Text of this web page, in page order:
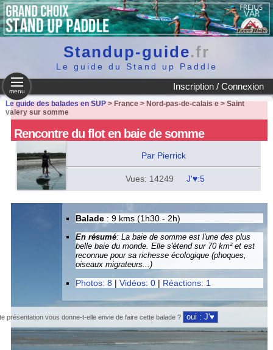
Standup-guide.fr
Le guide du Stand up Paddle
Inscription / Connexion
menu
Le guide des balades en SUP> France > Nord-pas-de-calais e > Saint
valery sur somme
Rencontre du flot en baie de somme
Par Pierrick
Vues: 14249 J'♥:5
Balade: 9 kms (1h30 - 2h)
En résumé: La baie de somme est l'une des plus
belle baie du monde. Elle s'étend sur 70 km² et est
reconnue pour sa richesse écologique (phoques,
oiseaux migrateurs...)
Photos: 8 | Vidéos: 0| Réactions: 1
présentation vous donne-t-elle envie de faire cette balade ?